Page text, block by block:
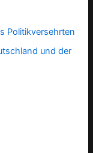
Politikversehrten
und der